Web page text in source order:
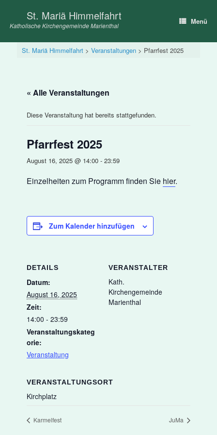
springen
St. Mariä Himmelfahrt
Katholische Kirchengemeinde Marienthal Menü
St. Mariä Himmelfahrt > Veranstaltungen> Pfarrfest 2025
« Alle Veranstaltungen
Diese Veranstaltung hat bereits stattgefunden.
Pfarrfest 2025
August 16, 2025 @ 14:00 - 23:59
Einzelheiten zum Programm finden Sie hier.
Zum Kalender hinzufügen
DETAILS
Datum:
August 16, 2025
Zeit:
14:00 - 23:59
Veranstaltungskateg
orie:
Veranstaltung
VERANSTALTER
Kath.
Kirchengemeinde
Marienthal
VERANSTALTUNGSORT
Kirchplatz
Karmelfest JuMa